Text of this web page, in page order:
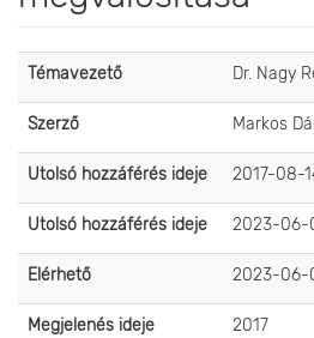
Témavezető Dr. Nagy
Szerző Markos
Utolsó hozzáférés ideje 2017-08-
Utolsó hozzáférés ideje 2023-06-
Elérhető 2023-06-
Megjelenés ideje 2017